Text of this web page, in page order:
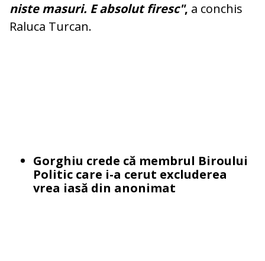
niste masuri. E absolut firesc", a conchis
Raluca Turcan.
Gorghiu crede că membrul Biroului
Politic care i-a cerut excluderea
vrea iasă din anonimat